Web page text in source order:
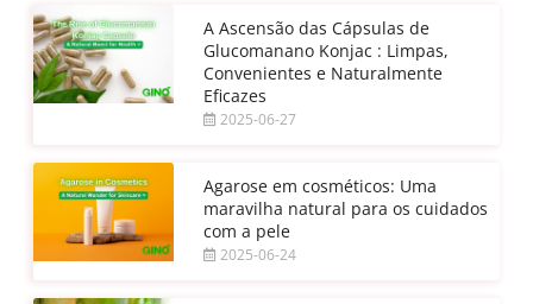
A Ascensão das Cápsulas de
Glucomanano Konjac : Limpas,
Convenientes e Naturalmente
Eficazes
2025-06-27
Agarose em cosméticos: Uma
maravilha natural para os cuidados
com a pele
2025-06-24